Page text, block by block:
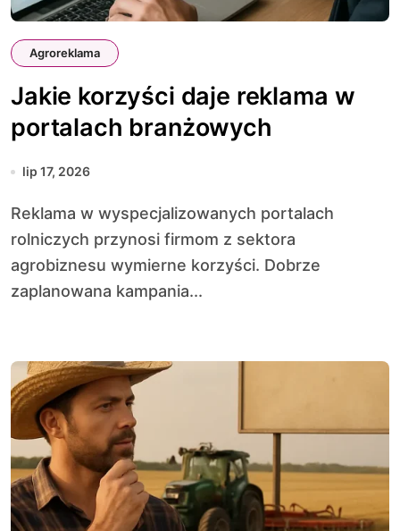
Agroreklama
Jakie korzyści daje reklama w
portalach branżowych
lip 17, 2026
Reklama w wyspecjalizowanych portalach
rolniczych przynosi firmom z sektora
agrobiznesu wymierne korzyści. Dobrze
zaplanowana kampania...